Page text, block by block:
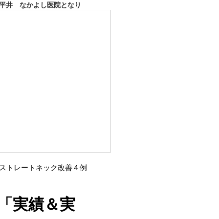
井 なかよし医院となり
トレートネック改善４例
実績＆実